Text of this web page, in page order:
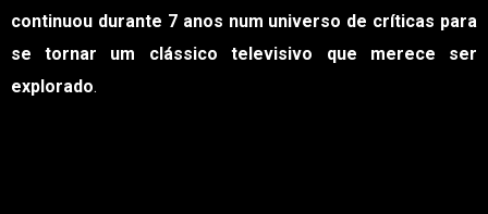
continuou durante 7 anos num universo de críticas para
se tornar um clássico televisivo que merece ser
explorado.